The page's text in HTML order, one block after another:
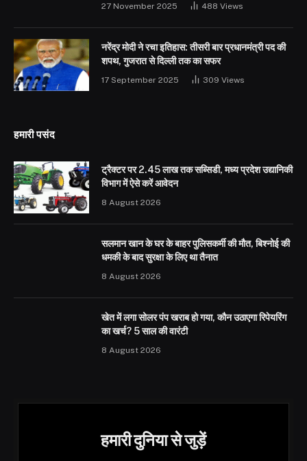
27 November 2025 488 Views
नरेंद्र मोदी ने रचा इतिहास: तीसरी बार प्रधानमंत्री पद की
शपथ, गुजरात से दिल्ली तक का सफर
17 September 2025 309 Views
हमारी पसंद
ट्रैक्टर पर 2.45 लाख तक सब्सिडी, मध्य प्रदेश उद्यानिकी
विभाग में ऐसे करें आवेदन
8 August 2026
सलमान खान के घर के बाहर पुलिसकर्मी की मौत, बिश्नोई की
धमकी के बाद सुरक्षा के लिए था तैनात
8 August 2026
खेत में लगा सोलर पंप खराब हो गया, कौन उठाएगा रिपेयरिंग
का खर्च? 5 साल की वारंटी
8 August 2026
हमारी दुनिया से जुड़ें